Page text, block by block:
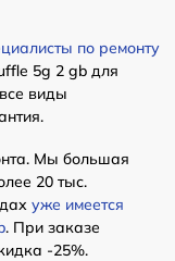
по ремонту
5g 2 gb для
виды
Мы большая
20 тыс.
уже имеется
. При заказе
-25%.